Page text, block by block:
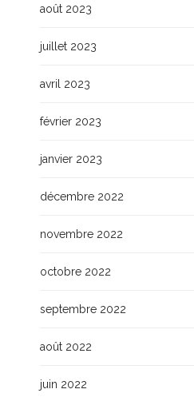
août 2023
juillet 2023
avril 2023
février 2023
janvier 2023
décembre 2022
novembre 2022
octobre 2022
septembre 2022
août 2022
juin 2022